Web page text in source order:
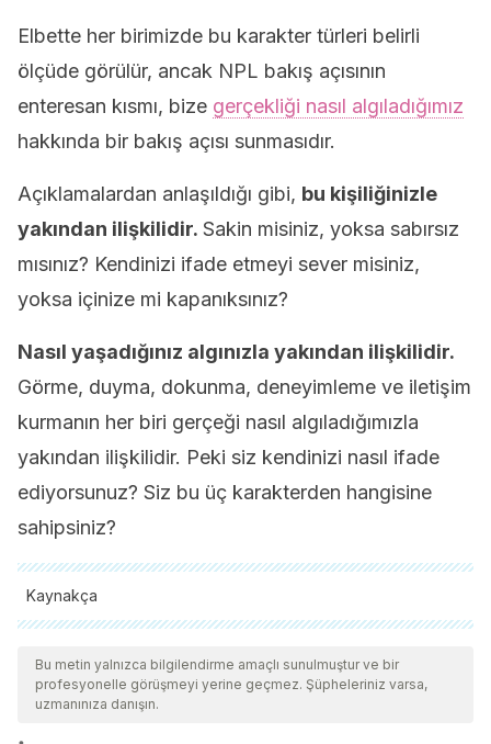
Elbette her birimizde bu karakter türleri belirli
ölçüde görülür, ancak NPL bakış açısının
enteresan kısmı, bize gerçekliği nasıl algıladığımız
hakkında bir bakış açısı sunmasıdır.
Açıklamalardan anlaşıldığı gibi, bu kişiliğinizle
yakından ilişkilidir. Sakin misiniz, yoksa sabırsız
mısınız? Kendinizi ifade etmeyi sever misiniz,
yoksa içinize mi kapanıksınız?
Nasıl yaşadığınız algınızla yakından ilişkilidir.
Görme, duyma, dokunma, deneyimleme ve iletişim
kurmanın her biri gerçeği nasıl algıladığımızla
yakından ilişkilidir. Peki siz kendinizi nasıl ifade
ediyorsunuz? Siz bu üç karakterden hangisine
sahipsiniz?
Kaynakça
Tüm alıntı yapılan kaynaklar, kalitelerini, güvenilirliklerini,
güncelliklerini ve geçerliliklerini sağlamak için ekibimiz
tarafından derinlemesine incelendi. Bu makalenin bibliyografisi
Bu metin yalnızca bilgilendirme amaçlı sunulmuştur ve bir
profesyonelle görüşmeyi yerine geçmez. Şüpheleriniz varsa,
uzmanınıza danışın.